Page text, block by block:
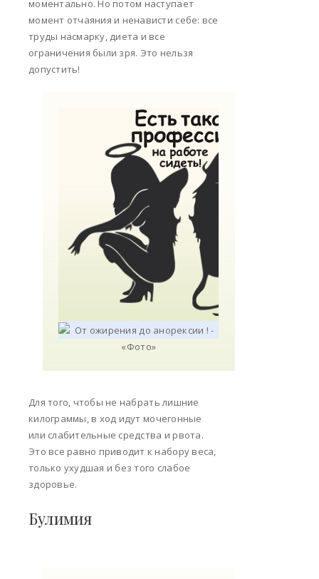
моментально. Но потом наступает
момент отчаяния и ненависти себе: все
труды насмарку, диета и все
ограничения были зря. Это нельзя
допустить!
Для того, чтобы не набрать лишние
килограммы, в ход идут мочегонные
или слабительные средства и рвота.
Это все равно приводит к набору веса,
только ухудшая и без того слабое
здоровье.
Булимия